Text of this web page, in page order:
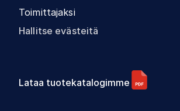
Toimittajaksi
Hallitse evästeitä
Lataa tuotekatalogimme